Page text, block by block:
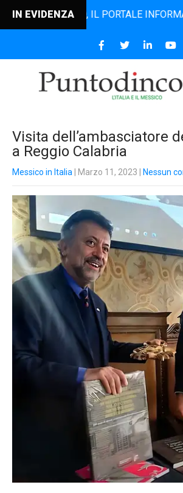
IN EVIDENZAIL PORTALE
Visita dell’ambasciatore
a Reggio Calabria
Messico in Italia | Marzo 11, 2023 Nessun